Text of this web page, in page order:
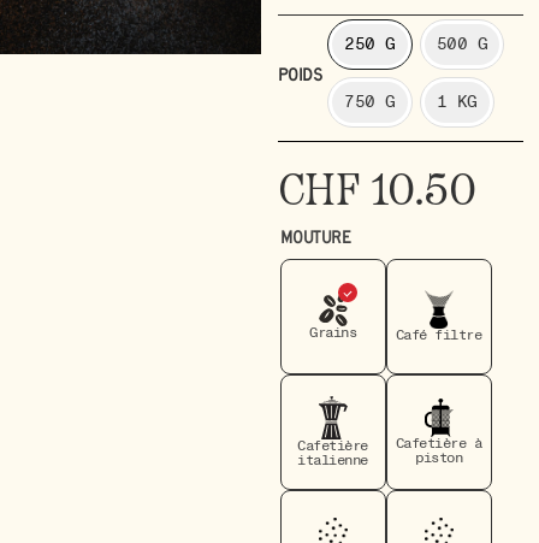
POIDS
250 G 500 G
750 G 1 KG
CHF 10.50
MOUTURE
Grains Café filtre
Cafetière
italienne
Cafetière à
piston